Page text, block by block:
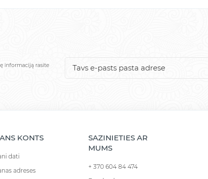
informaciją rasite
KONTS
dati
adreses
SAZINIETIES AR
MUMS
+ 370 604 84 474